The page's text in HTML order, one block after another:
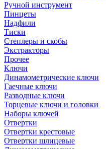
Ручной инструмент
Пинцеты
Надфили
Тиски
Степлеры и скобы
Экстракторы
Прочее
Ключи
Динамометрические ключи
Гаечные ключи
Разводные ключи
Торцевые ключи и головки
Наборы ключей
Отвертки
Отвертки крестовые
Отвертки шлицевые